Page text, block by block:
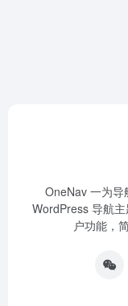
OneNav 一为导
WordPress 导航
户功能，